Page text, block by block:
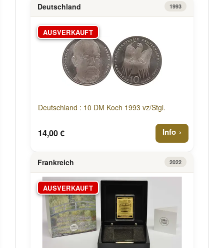
Deutschland 1993
AUSVERKAUFT
Deutschland : 10 DM Koch 1993 vz/Stgl.
14,00 € Info
Frankreich 2022
AUSVERKAUFT